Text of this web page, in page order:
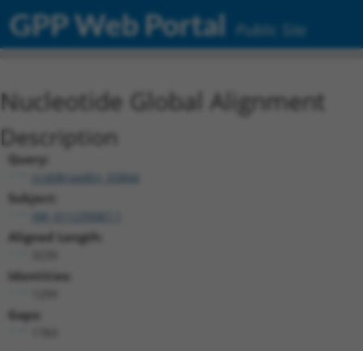
GPP Web Portal Public Site
Nucleotide Global Alignment
Description
Query:
ccsbBroadEn_03844
Subject:
Aligned Length:
Identities:
Gaps: